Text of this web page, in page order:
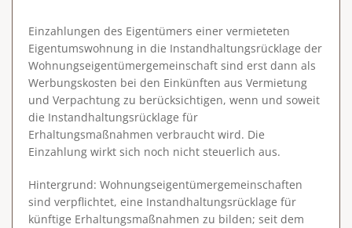
Einzahlungen des Eigentümers einer vermieteten
Eigentumswohnung in die Instandhaltungsrücklage der
Wohnungseigentümergemeinschaft sind erst dann als
Werbungskosten bei den Einkünften aus Vermietung
und Verpachtung zu berücksichtigen, wenn und soweit
die Instandhaltungsrücklage für
Erhaltungsmaßnahmen verbraucht wird. Die
Einzahlung wirkt sich noch nicht steuerlich aus.
Hintergrund: Wohnungseigentümergemeinschaften
sind verpflichtet, eine Instandhaltungsrücklage für
künftige Erhaltungsmaßnahmen zu bilden; seit dem